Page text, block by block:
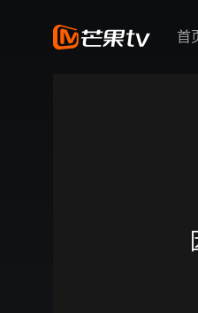
首